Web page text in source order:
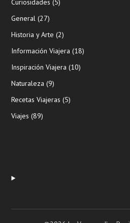
Curiosidades (5)
General (27)
Historia y Arte (2)
Información Viajera (18)
Inspiración Viajera (10)
Naturaleza (9)
Recetas Viajeras (5)
Viajes (89)